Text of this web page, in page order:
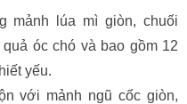
mảnh lúa mì giòn, chuối
óc chó và bao gồm 12
yếu.
với mảnh ngũ cốc giòn,